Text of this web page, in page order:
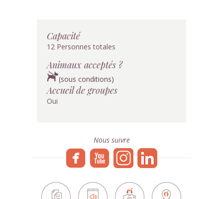
Capacité
12 Personnes totales
Animaux acceptés ?
(sous conditions)
Accueil de groupes
Oui
Nous suivre